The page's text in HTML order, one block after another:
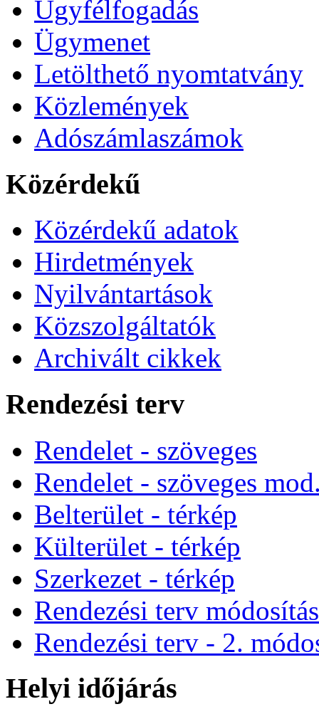
Ügyfélfogadás
Ügymenet
Letölthető nyomtatvány
Közlemények
Adószámlaszámok
Közérdekű
Közérdekű adatok
Hirdetmények
Nyilvántartások
Közszolgáltatók
Archivált cikkek
Rendezési terv
Rendelet - szöveges
Rendelet - szöveges
Belterület - térkép
Külterület - térkép
Szerkezet - térkép
Rendezési terv
Rendezési terv - 2.
Helyi időjárás